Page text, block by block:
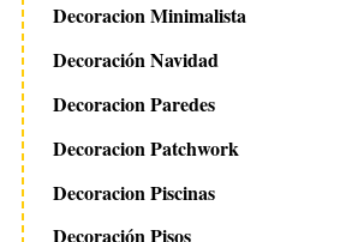
Decoracion Minimalista
Decoración Navidad
Decoracion Paredes
Decoracion Patchwork
Decoracion Piscinas
Decoración Pisos